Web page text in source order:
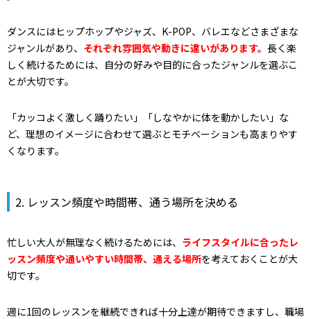
ダンスにはヒップホップやジャズ、K-POP、バレエなどさまざまな
ジャンルがあり、 それぞれ雰囲気や動きに違いがあります。 長く楽
しく続けるためには、自分の好みや目的に合ったジャンルを選ぶこ
とが大切です。
「カッコよく激しく踊りたい」「しなやかに体を動かしたい」な
ど、理想のイメージに合わせて選ぶとモチベーションも高まりやす
くなります。
2. レッスン頻度や時間帯、通う場所を決める
忙しい大人が無理なく続けるためには、 ライフスタイルに合ったレ
ッスン頻度や通いやすい時間帯、通える場所を考えておくことが大
切です。
週に1回のレッスンを継続できれば十分上達が期待できますし、職場